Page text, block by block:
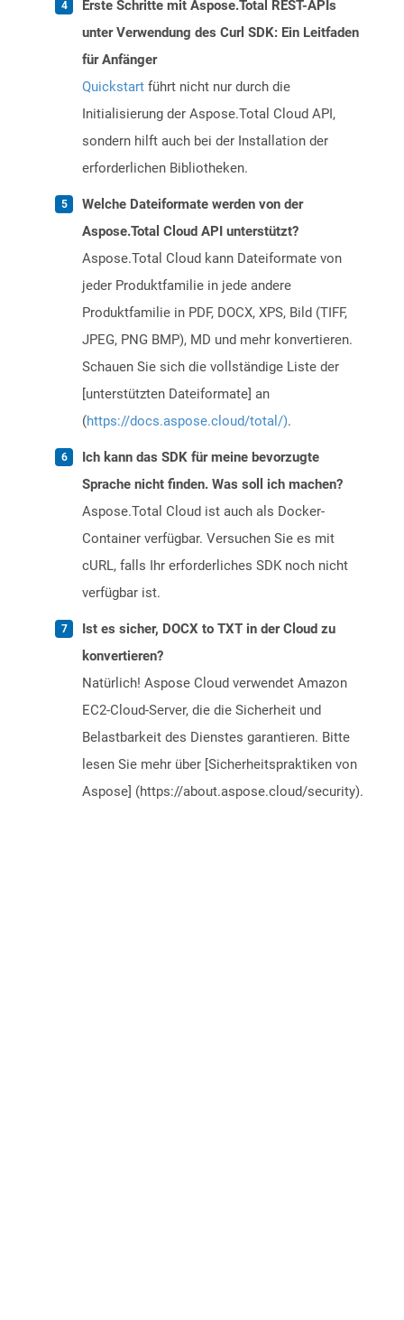
Erste Schritte mit Aspose.Total REST-APIs
unter Verwendung des Curl SDK: Ein Leitfaden
für Anfänger
Quickstart führt nicht nur durch die
Initialisierung der Aspose.Total Cloud API,
sondern hilft auch bei der Installation der
erforderlichen Bibliotheken.
Welche Dateiformate werden von der
Aspose.Total Cloud API unterstützt?
Aspose.Total Cloud kann Dateiformate von
jeder Produktfamilie in jede andere
Produktfamilie in PDF, DOCX, XPS, Bild (TIFF,
JPEG, PNG BMP), MD und mehr konvertieren.
Schauen Sie sich die vollständige Liste der
[unterstützten Dateiformate] an
(https://docs.aspose.cloud/total/).
Ich kann das SDK für meine bevorzugte
Sprache nicht finden. Was soll ich machen?
Aspose.Total Cloud ist auch als Docker-
Container verfügbar. Versuchen Sie es mit
cURL, falls Ihr erforderliches SDK noch nicht
verfügbar ist.
Ist es sicher, DOCX to TXT in der Cloud zu
konvertieren?
Natürlich! Aspose Cloud verwendet Amazon
EC2-Cloud-Server, die die Sicherheit und
Belastbarkeit des Dienstes garantieren. Bitte
lesen Sie mehr über [Sicherheitspraktiken von
Aspose] (https://about.aspose.cloud/security).